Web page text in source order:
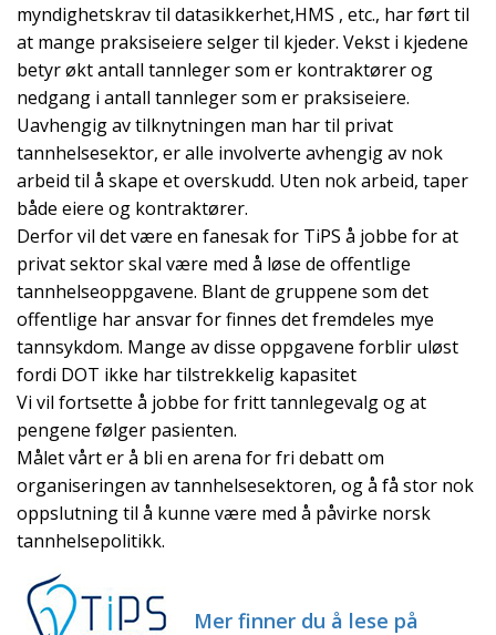
myndighetskrav til datasikkerhet,HMS , etc., har ført til
at mange praksiseiere selger til kjeder. Vekst i kjedene
betyr økt antall tannleger som er kontraktører og
nedgang i antall tannleger som er praksiseiere.
Uavhengig av tilknytningen man har til privat
tannhelsesektor, er alle involverte avhengig av nok
arbeid til å skape et overskudd. Uten nok arbeid, taper
både eiere og kontraktører.
Derfor vil det være en fanesak for TiPS å jobbe for at
privat sektor skal være med å løse de offentlige
tannhelseoppgavene. Blant de gruppene som det
offentlige har ansvar for finnes det fremdeles mye
tannsykdom. Mange av disse oppgavene forblir uløst
fordi DOT ikke har tilstrekkelig kapasitet
Vi vil fortsette å jobbe for fritt tannlegevalg og at
pengene følger pasienten.
Målet vårt er å bli en arena for fri debatt om
organiseringen av tannhelsesektoren, og å få stor nok
oppslutning til å kunne være med å påvirke norsk
tannhelsepolitikk.
Mer finner du å lese på